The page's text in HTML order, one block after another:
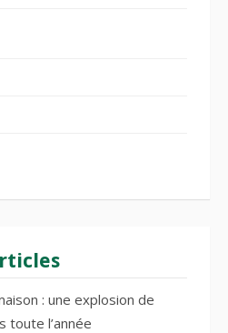
: une explosion de
toute l’année